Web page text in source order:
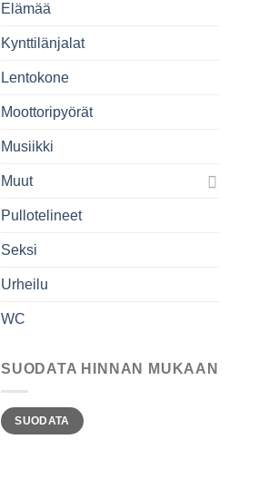
Elämää
Kynttilänjalat
Lentokone
Moottoripyörät
Musiikki
Muut
Pullotelineet
Seksi
Urheilu
WC
SUODATA HINNAN MUKAAN
Minimihinta
Maksimihinta
SUODATA